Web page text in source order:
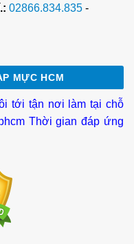
02866.834.835 -
MỰC HCM
tới tận nơi làm tại chỗ
Thời gian đáp ứng